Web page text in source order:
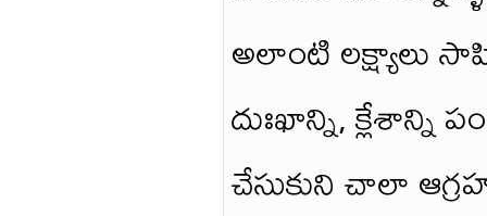
అలాంటి లక్ష్యాలు
దుఃఖాన్ని, క్లేశాన్ని
చేసుకుని చాలా